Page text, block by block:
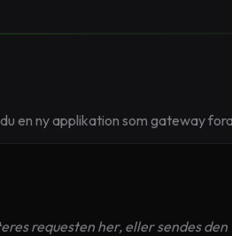
en ny applikation som gateway
requesten her, eller sendes